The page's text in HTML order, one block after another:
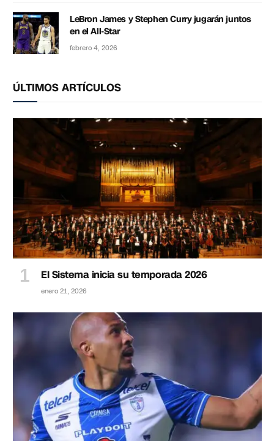
LeBron James y Stephen Curry jugarán juntos
en el All-Star
febrero 4, 2026
ÚLTIMOS ARTÍCULOS
El Sistema inicia su temporada 2026
enero 21, 2026